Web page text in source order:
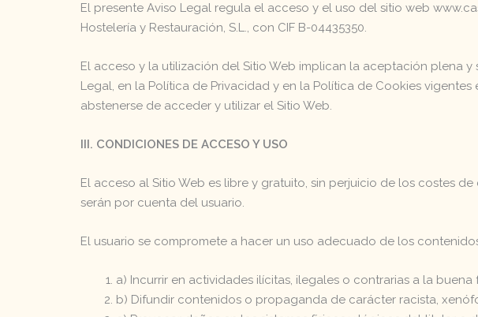
El presente Aviso Legal regula el acceso y el uso del sitio web
Hostelería y Restauración, S.L., con CIF B-04435350.
El acceso y la utilización del Sitio Web implican la aceptación plena
Legal, en la Política de Privacidad y en la Política de Cookies
abstenerse de acceder y utilizar el Sitio Web.
III. CONDICIONES DE ACCESO Y USO
El acceso al Sitio Web es libre y gratuito, sin perjuicio de los costes
serán por cuenta del usuario.
El usuario se compromete a hacer un uso adecuado de los
a) Incurrir en actividades ilícitas, ilegales o contrarias a la
b) Difundir contenidos o propaganda de carácter racista,